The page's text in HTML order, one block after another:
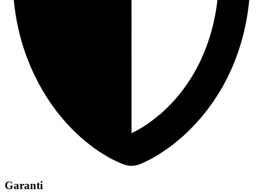
Garanti